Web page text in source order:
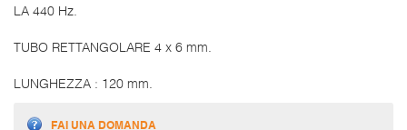
LA 440 Hz.
TUBO RETTANGOLARE 4 x 6 mm.
LUNGHEZZA : 120 mm.
FAI UNA DOMANDA